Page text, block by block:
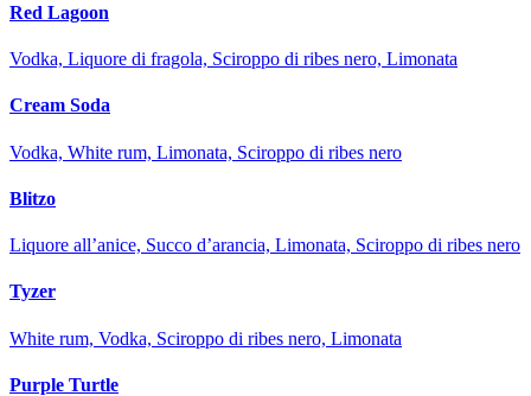
Red Lagoon
Vodka, Liquore di fragola, Sciroppo di ribes nero, Limonata
Cream Soda
Vodka, White rum, Limonata, Sciroppo di ribes nero
Blitzo
Liquore all’anice, Succo d’arancia, Limonata, Sciroppo di ribes nero
Tyzer
White rum, Vodka, Sciroppo di ribes nero, Limonata
Purple Turtle